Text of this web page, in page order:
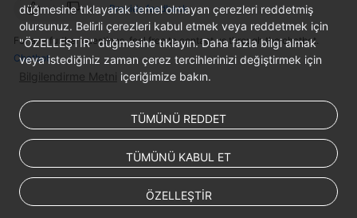
Endpoints
Permissions
Provide feedback
For any further questions, feel free to contact us through the chatbot.
Chatbot
düğmesine tıklayarak temel olmayan çerezleri reddetmiş
olursunuz. Belirli çerezleri kabul etmek veya reddetmek için
"ÖZELLEŞTİR" düğmesine tıklayın. Daha fazla bilgi almak
veya istediğiniz zaman çerez tercihlerinizi değiştirmek için
Bilgilendirme Metni içeriğimize bakın.
TÜMÜNÜ REDDET
TÜMÜNÜ KABUL ET
ÖZELLEŞTİR